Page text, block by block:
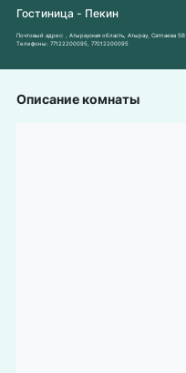
Гостиница - Пекин
Почтовый адрес:
, Атырауская область, Атырау, Сатпаева 5В
Телефоны: 77122200095 77012200095
Описание комнаты